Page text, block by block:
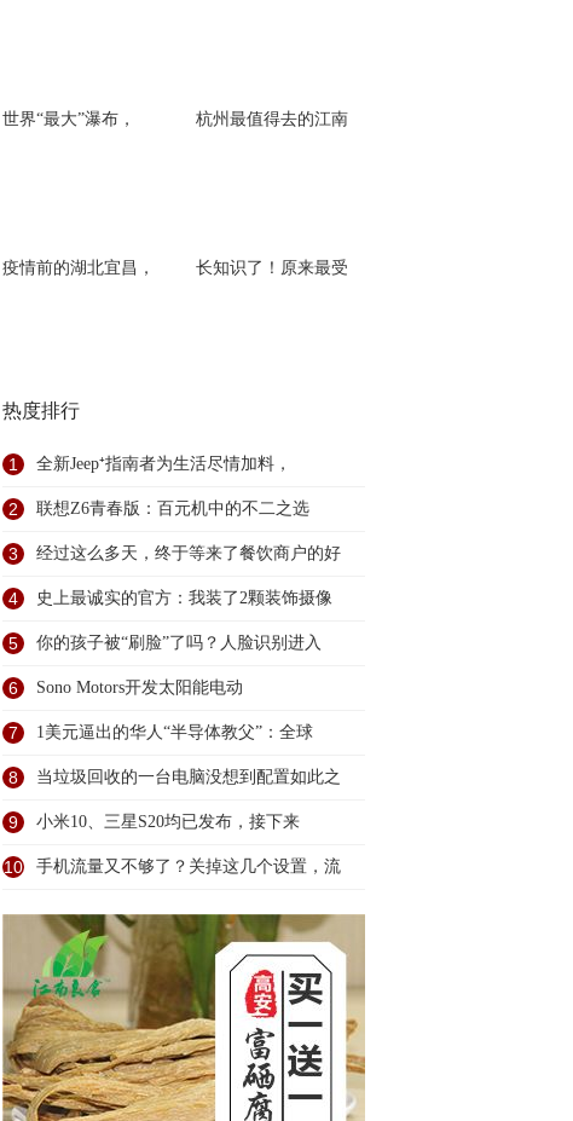
世界“最大”瀑布， 杭州最值得去的江南
疫情前的湖北宜昌， 长知识了！原来最受
热度排行
1 全新Jeep⁺指南者为生活尽情加料，
2 联想Z6青春版：百元机中的不二之选
3 经过这么多天，终于等来了餐饮商户的好
4 史上最诚实的官方：我装了2颗装饰摄像
5 你的孩子被“刷脸”了吗？人脸识别进入
6 Sono Motors开发太阳能电动
7 1美元逼出的华人“半导体教父”：全球
8 当垃圾回收的一台电脑没想到配置如此之
9 小米10、三星S20均已发布，接下来
10 手机流量又不够了？关掉这几个设置，流